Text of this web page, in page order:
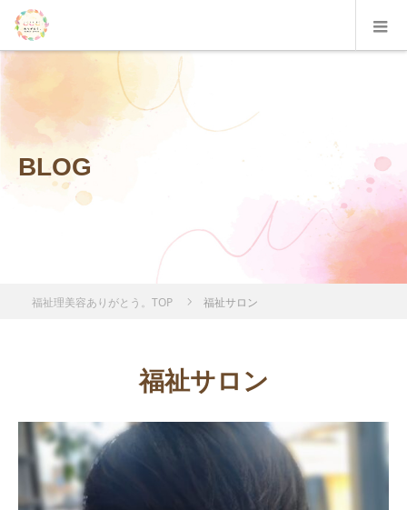
BLOG
福祉理美容ありがとう。TOP 福祉サロン
福祉サロン